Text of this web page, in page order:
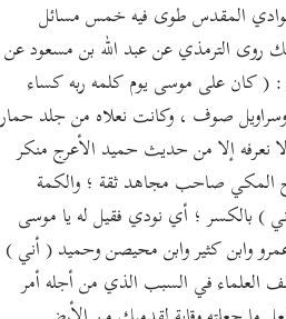
المقدس طوى فيه خمس مسائل
روى الترمذي عن عبد الله بن مسعود عن
: ( كان على موسى يوم كلمه ربه كساء
صوف ، وكانت نعلاه من جلد حمار
إلا من حديث حميد الأعرج منكر
المكي صاحب مجاهد ثقة ؛ والكمة
إني ) بالكسر ؛ أي نودي فقيل له يا موسى
عمرو وابن كثير وابن محيصن وحميد ( أني )
العلماء في السبب الذي من أجله أمر